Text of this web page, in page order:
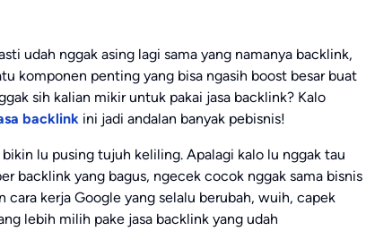
udah nggak asing lagi sama yang namanya backlink,
komponen penting yang bisa ngasih boost besar buat
sih kalian mikir untuk pakai jasa backlink? Kalo
backlink ini jadi andalan banyak pebisnis!
lu pusing tujuh keliling. Apalagi kalo lu nggak tau
backlink yang bagus, ngecek cocok nggak sama bisnis
cara kerja Google yang selalu berubah, wuih, capek
lebih milih pake jasa backlink yang udah